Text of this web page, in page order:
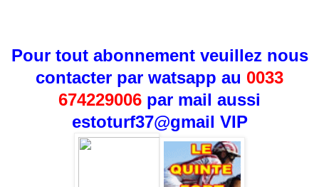
Pour tout abonnement veuillez nous
contacter par watsapp au 0033
674229006 par mail aussi
estoturf37@gmail VIP